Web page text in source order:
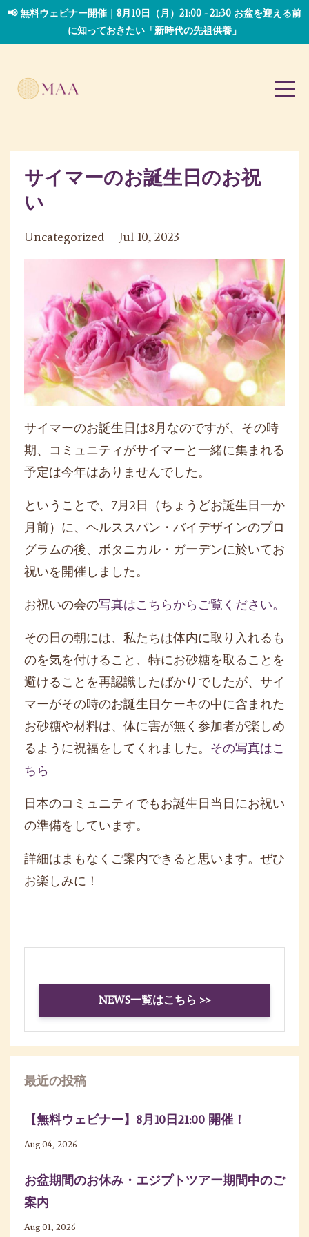
📢 無料ウェビナー開催｜8月10日（月）21:00 - 21:30 お盆を迎える前
に知っておきたい「新時代の先祖供養」
サイマーのお誕生日のお祝
い
Uncategorized Jul 10, 2023
サイマーのお誕生日は8月なのですが、その時
期、コミュニティがサイマーと一緒に集まれる
予定は今年はありませんでした。
ということで、7月2日（ちょうどお誕生日一か
月前）に、ヘルススパン・バイデザインのプロ
グラムの後、ボタニカル・ガーデンに於いてお
祝いを開催しました。
お祝いの会の写真はこちらからご覧ください。
その日の朝には、私たちは体内に取り入れるも
のを気を付けること、特にお砂糖を取ることを
避けることを再認識したばかりでしたが、サイ
マーがその時のお誕生日ケーキの中に含まれた
お砂糖や材料は、体に害が無く参加者が楽しめ
るように祝福をしてくれました。 その写真はこ
ちら
日本のコミュニティでもお誕生日当日にお祝い
の準備をしています。
詳細はまもなくご案内できると思います。ぜひ
お楽しみに！
NEWS一覧はこちら >>
最近の投稿
【無料ウェビナー】8月10日21:00 開催！
Aug 04, 2026
お盆期間のお休み・エジプトツアー期間中のご
案内
Aug 01, 2026